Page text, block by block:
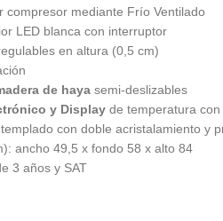
compresor mediante Frío Ventilado
LED blanca con interruptor
en altura (0,5 cm)
de hayasemi-deslizables
y Displayde temperatura con
con doble acristalamiento y
ancho 49,5 x fondo 58 x alto 84
3 años y SAT